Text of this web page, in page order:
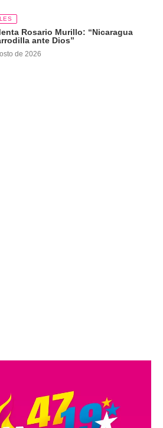
Rosario Murillo: “Nicaragua
ante Dios”
de 2026